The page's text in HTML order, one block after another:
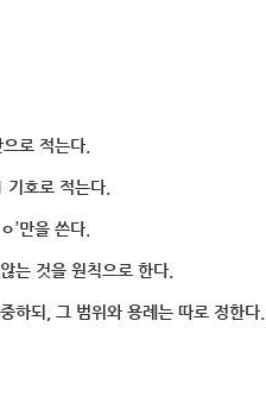
로 적는다.
호로 적는다.
’만을 쓴다.
는 것을 원칙으로 한다.
하되, 그 범위와 용례는 따로 정한다.